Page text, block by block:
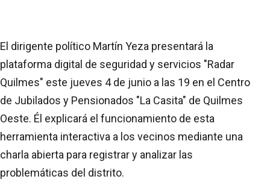
El dirigente político Martín Yeza presentará la
plataforma digital de seguridad y servicios "Radar
Quilmes" este jueves 4 de junio a las 19 en el Centro
de Jubilados y Pensionados "La Casita" de Quilmes
Oeste. Él explicará el funcionamiento de esta
herramienta interactiva a los vecinos mediante una
charla abierta para registrar y analizar las
problemáticas del distrito.